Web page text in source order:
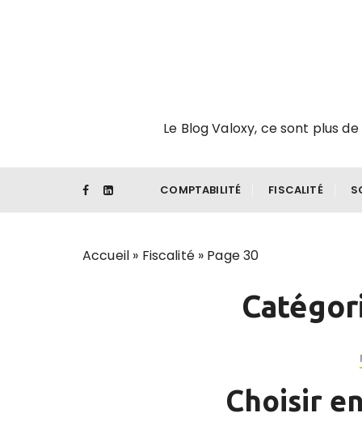
Le Blog Valoxy, ce sont plus
COMPTABILITÉ FISCALITÉ
Accueil » Fiscalité» Page 30
Choisir